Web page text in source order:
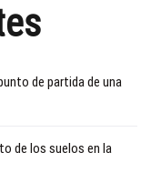
de partida de una
de los suelos en la